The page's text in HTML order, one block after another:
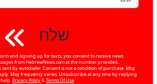
שלח
and signing up for texts, you consent to receive news
from HebrewNews.com at the number provided,
by autodialer. Consent is not a condition of purchase. Msg
Msg frequency varies. Unsubscribe at any time by replying
help.Privacy Policy&Terms Of Use